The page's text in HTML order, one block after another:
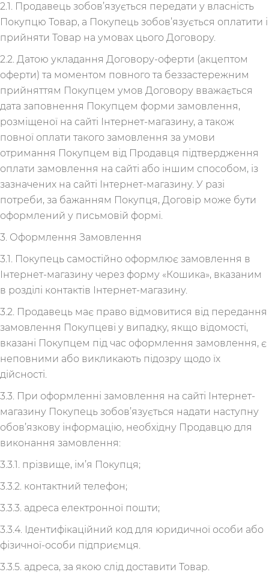
2.1. Продавець зобов’язується передати у власність
Покупцю Товар, а Покупець зобов’язується оплатити і
прийняти Товар на умовах цього Договору.
2.2. Датою укладання Договору-оферти (акцептом
оферти) та моментом повного та беззастережним
прийняттям Покупцем умов Договору вважається
дата заповнення Покупцем форми замовлення,
розміщеної на сайті Інтернет-магазину, а також
повної оплати такого замовлення за умови
отримання Покупцем від Продавця підтвердження
оплати замовлення на сайті або іншим способом, із
зазначених на сайті Інтернет-магазину. У разі
потреби, за бажанням Покупця, Договір може бути
оформлений у письмовій формі.
3. Оформлення Замовлення
3.1. Покупець самостійно оформлює замовлення в
Інтернет-магазину через форму «Кошика», вказаним
в розділі контактів Інтернет-магазину.
3.2. Продавець має право відмовитися від передання
замовлення Покупцеві у випадку, якщо відомості,
вказані Покупцем під час оформлення замовлення, є
неповними або викликають підозру щодо їх
дійсності.
3.3. При оформленні замовлення на сайті Інтернет-
магазину Покупець зобов’язується надати наступну
обов’язкову інформацію, необхідну Продавцю для
виконання замовлення:
3.3.1. прізвище, ім’я Покупця;
3.3.2. контактний телефон;
3.3.3. адреса електронної пошти;
3.3.4. Ідентифікаційний код для юридичної особи або
фізичної-особи підприємця.
3.3.5. адреса, за якою слід доставити Товар.